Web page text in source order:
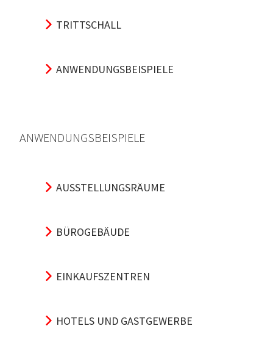
TRITTSCHALL
ANWENDUNGSBEISPIELE
ANWENDUNGSBEISPIELE
AUSSTELLUNGSRÄUME
BÜROGEBÄUDE
EINKAUFSZENTREN
HOTELS UND GASTGEWERBE